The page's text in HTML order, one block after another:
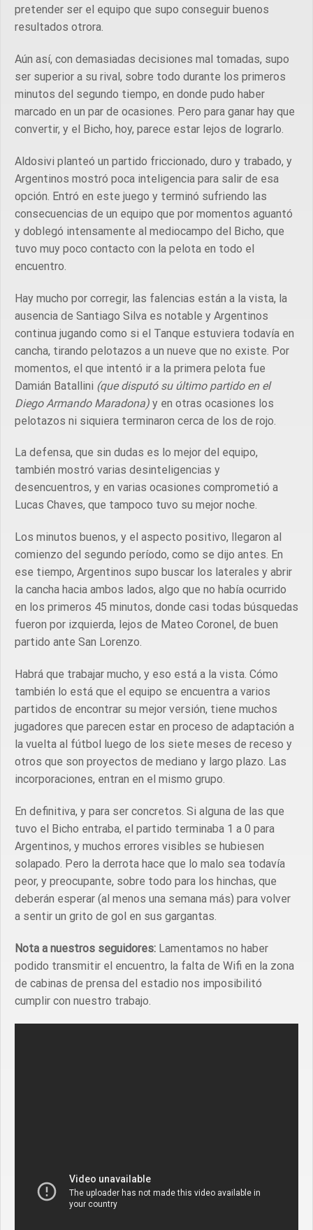
pretender ser el equipo que supo conseguir buenos
resultados otrora.
Aún así, con demasiadas decisiones mal tomadas, supo
ser superior a su rival, sobre todo durante los primeros
minutos del segundo tiempo, en donde pudo haber
marcado en un par de ocasiones. Pero para ganar hay que
convertir, y el Bicho, hoy, parece estar lejos de lograrlo.
Aldosivi planteó un partido friccionado, duro y trabado, y
Argentinos mostró poca inteligencia para salir de esa
opción. Entró en este juego y terminó sufriendo las
consecuencias de un equipo que por momentos aguantó
y doblegó intensamente al mediocampo del Bicho, que
tuvo muy poco contacto con la pelota en todo el
encuentro.
Hay mucho por corregir, las falencias están a la vista, la
ausencia de Santiago Silva es notable y Argentinos
continua jugando como si el Tanque estuviera todavía en
cancha, tirando pelotazos a un nueve que no existe. Por
momentos, el que intentó ir a la primera pelota fue
Damián Batallini (que disputó su último partido en el
Diego Armando Maradona) y en otras ocasiones los
pelotazos ni siquiera terminaron cerca de los de rojo.
La defensa, que sin dudas es lo mejor del equipo,
también mostró varias desinteligencias y
desencuentros, y en varias ocasiones comprometió a
Lucas Chaves, que tampoco tuvo su mejor noche.
Los minutos buenos, y el aspecto positivo, llegaron al
comienzo del segundo período, como se dijo antes. En
ese tiempo, Argentinos supo buscar los laterales y abrir
la cancha hacia ambos lados, algo que no había ocurrido
en los primeros 45 minutos, donde casi todas búsquedas
fueron por izquierda, lejos de Mateo Coronel, de buen
partido ante San Lorenzo.
Habrá que trabajar mucho, y eso está a la vista. Cómo
también lo está que el equipo se encuentra a varios
partidos de encontrar su mejor versión, tiene muchos
jugadores que parecen estar en proceso de adaptación a
la vuelta al fútbol luego de los siete meses de receso y
otros que son proyectos de mediano y largo plazo. Las
incorporaciones, entran en el mismo grupo.
En definitiva, y para ser concretos. Si alguna de las que
tuvo el Bicho entraba, el partido terminaba 1 a 0 para
Argentinos, y muchos errores visibles se hubiesen
solapado. Pero la derrota hace que lo malo sea todavía
peor, y preocupante, sobre todo para los hinchas, que
deberán esperar (al menos una semana más) para volver
a sentir un grito de gol en sus gargantas.
Nota a nuestros seguidores: Lamentamos no haber
podido transmitir el encuentro, la falta de Wifi en la zona
de cabinas de prensa del estadio nos imposibilitó
cumplir con nuestro trabajo.